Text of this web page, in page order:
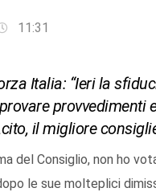
11:31
Italia: “Ieri la
provvedimenti
il migliore
del Consiglio, non ho
le sue molteplici